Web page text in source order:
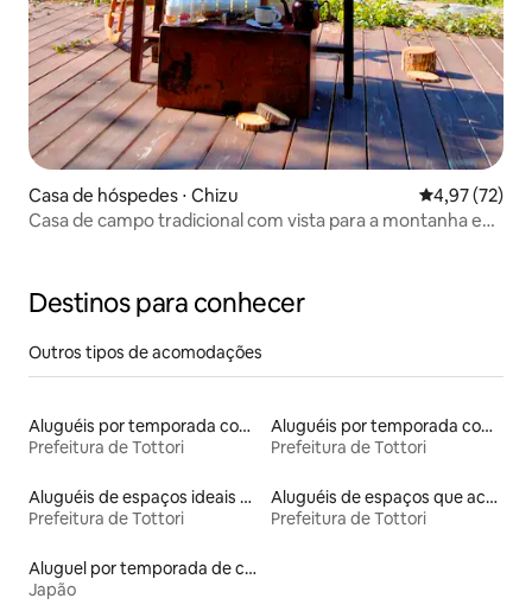
Casa de hóspedes ⋅ Chizu 4,97 de uma
4,97 (72)
Casa de campo tradicional com vista para a montanha em
Destinos para conhecer
Outros tipos de acomodações
Aluguéis por temporada com café da manhã
Prefeitura de Tottori
Aluguéis por temporada com banheira de hidromassagem
Prefeitura de Tottori
Aluguéis de espaços ideais para famílias
Prefeitura de Tottori
Aluguéis de espaços que aceitam animais de estimação
Prefeitura de Tottori
Aluguel por temporada de casas de hóspedes
Japão